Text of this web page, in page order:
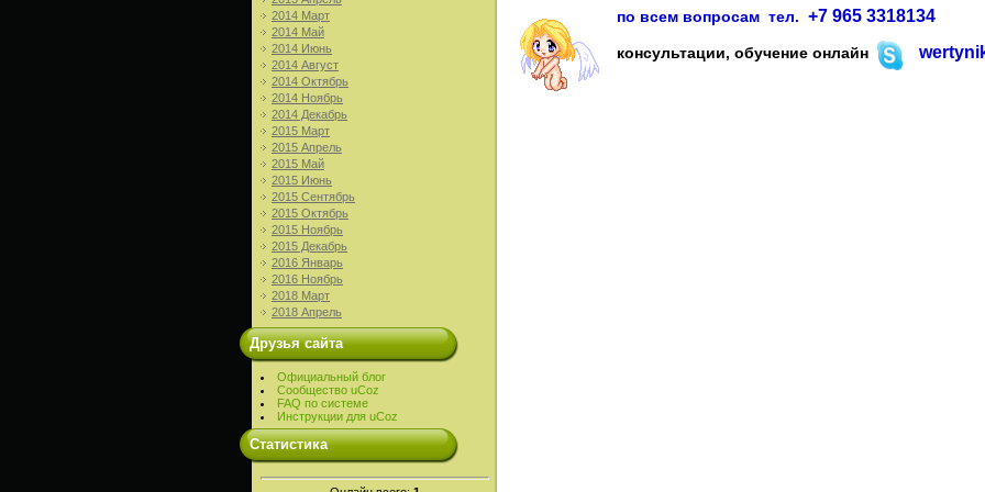
2014 Март
2014 Май
2014 Июнь
2014 Август
2014 Октябрь
2014 Ноябрь
2014 Декабрь
2015 Март
2015 Апрель
2015 Май
2015 Июнь
2015 Сентябрь
2015 Октябрь
2015 Ноябрь
2015 Декабрь
2016 Январь
2016 Ноябрь
2018 Март
2018 Апрель
Друзья сайта
Официальный блог
Сообщество uCoz
FAQ по системе
Инструкции для uCoz
Статистика
по всем вопросам тел. +7 965 3318134
консультации, обучение онлайн